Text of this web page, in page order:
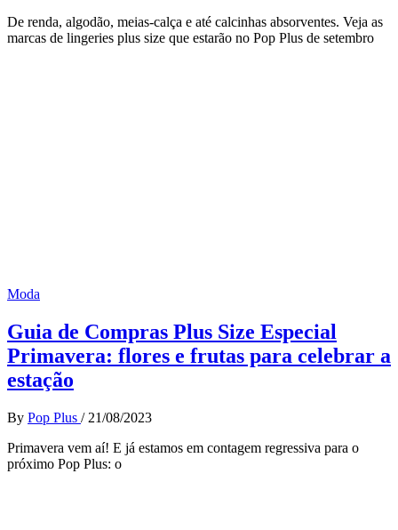
De renda, algodão, meias-calça e até calcinhas absorventes. Veja as
marcas de lingeries plus size que estarão no Pop Plus de setembro
Moda
Guia de Compras Plus Size Especial
Primavera: flores e frutas para celebrar a
estação
By Pop Plus / 21/08/2023
Primavera vem aí! E já estamos em contagem regressiva para o
próximo Pop Plus: o